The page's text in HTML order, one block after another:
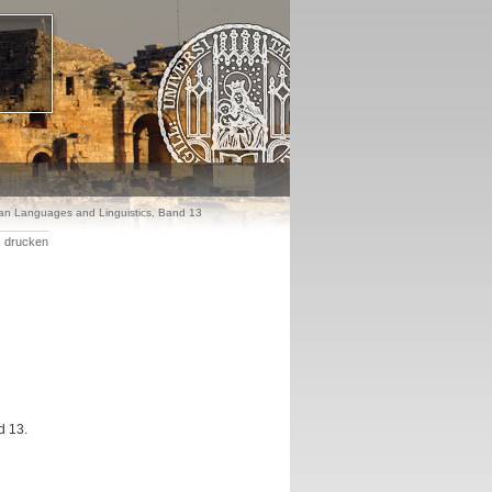
Languages and Linguistics, Band 13
drucken
13.